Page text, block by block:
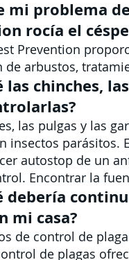
mi problema
rocía el
Prevention
de arbustos,
las chinches,
las pulgas y las
insectos parásitos.
autostop de un
Encontrar la
debería
mi casa?
de control de
de plagas